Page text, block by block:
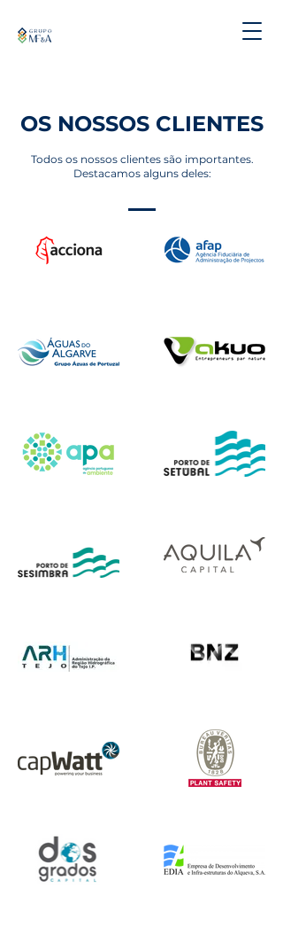
OS NOSSOS CLIENTES
Todos os nossos clientes são importantes.
Destacamos alguns deles: